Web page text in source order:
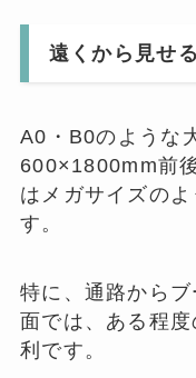
遠くから見せ
A0・B0のような
600×1800mm前
はメガサイズの
す。
特に、通路から
面では、ある程
利です。